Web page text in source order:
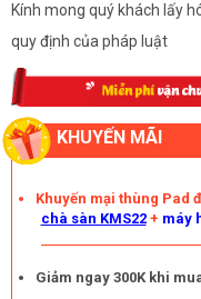
Một số lưu ý khi sử
được nhu cầu công
cho người sử dụng.
Kính mong quý khách lấy
quy định của pháp luật
KHUYẾN MÃI
Khuyến mại thùng Pad
chà sàn KMS22+ máy
Giảm ngay 300K khi